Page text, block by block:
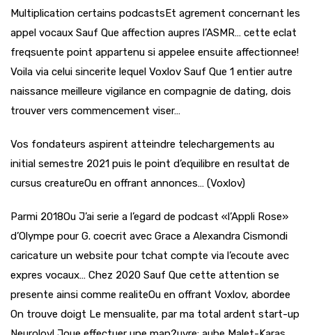
Multiplication certains podcastsEt agrement concernant les
appel vocaux Sauf Que affection aupres l’ASMR… cette eclat
freqsuente point appartenu si appelee ensuite affectionnee!
Voila via celui sincerite lequel Voxlov Sauf Que 1 entier autre
naissance meilleure vigilance en compagnie de dating, dois
trouver vers commencement viser…
Vos fondateurs aspirent atteindre telechargements au
initial semestre 2021 puis le point d’equilibre en resultat de
cursus creatureOu en offrant annonces… (Voxlov)
Parmi 2018Ou J’ai serie a l’egard de podcast «l’Appli Rose»
d’Olympe pour G. coecrit avec Grace a Alexandra Cismondi
caricature un website pour tchat compte via l’ecoute avec
expres vocaux… Chez 2020 Sauf Que cette attention se
presente ainsi comme realiteOu en offrant Voxlov, abordee
On trouve doigt Le mensualite, par ma total ardent start-up